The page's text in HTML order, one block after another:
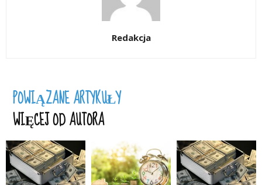
Redakcja
POWIĄZANE ARTYKUŁY
WIĘCEJ OD AUTORA